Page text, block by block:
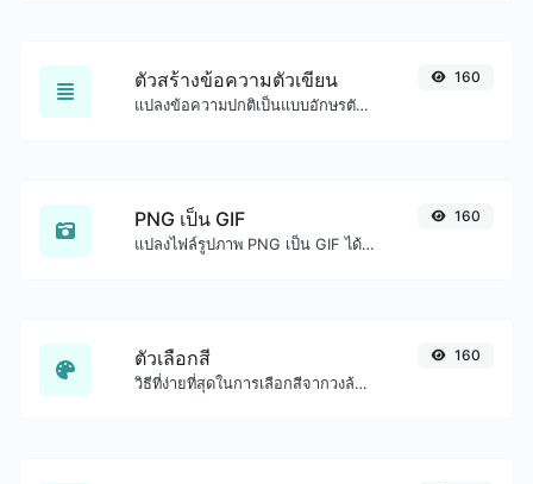
ตัวสร้างข้อความตัวเขียน
แปลงข้อความปกติเป็นแบบอักษรตัวเขียน
160
PNG เป็น GIF
แปลงไฟล์รูปภาพ PNG เป็น GIF ได้อย่างง่ายดาย
160
ตัวเลือกสี
วิธีที่ง่ายที่สุดในการเลือกสีจากวงล้อสีและรับผลลัพธ์ในรูปแบบใดก็ได้
160